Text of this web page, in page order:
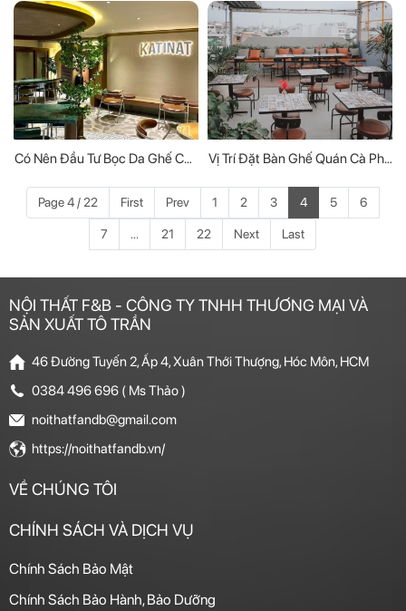
GIỮA BỀN BỈ VÀ THẨM MỸ
Có Nên Đầu Tư Bọc Da Ghế Cho
Vị Trí Đặt Bàn Ghế Quán Cà Phê
Page 4 / 22 First Prev 1 2 3 4 5 6
7 ... 21 22 Next Last
NỘI THẤT F&B - CÔNG TY TNHH THƯƠNG MẠI VÀ
SẢN XUẤT TÔ TRẦN
46 Đường Tuyến 2, Ấp 4, Xuân Thới Thượng, Hóc Môn, HCM
0384 496 696 ( Ms Thảo )
noithatfandb@gmail.com
https://noithatfandb.vn/
VỀ CHÚNG TÔI
CHÍNH SÁCH VÀ DỊCH VỤ
Chính Sách Bảo Mật
Chính Sách Bảo Hành, Bảo Dưỡng